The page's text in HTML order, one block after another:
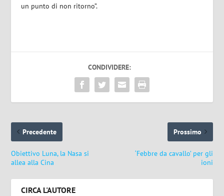
un punto di non ritorno”.
CONDIVIDERE:
Precedente
Obiettivo Luna, la Nasa si
allea alla Cina
Prossimo
‘Febbre da cavallo’ per gli
ioni
CIRCA L'AUTORE